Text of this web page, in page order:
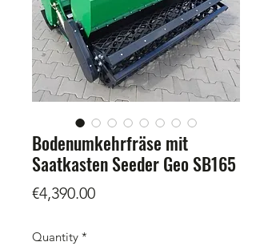
Bodenumkehrfräse mit
Saatkasten Seeder Geo SB165
€4,390.00Price
Quantity *